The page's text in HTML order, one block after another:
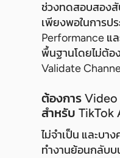
ช่วงทดสอบสองสั
เพียงพอในการป
Performance แ
พื้นฐานโดยไม่ต้อ
Validate
ต้องการ
สำหรับ TikTok
ไม่จำเป็น และบา
ทำงานย้อนกลับ